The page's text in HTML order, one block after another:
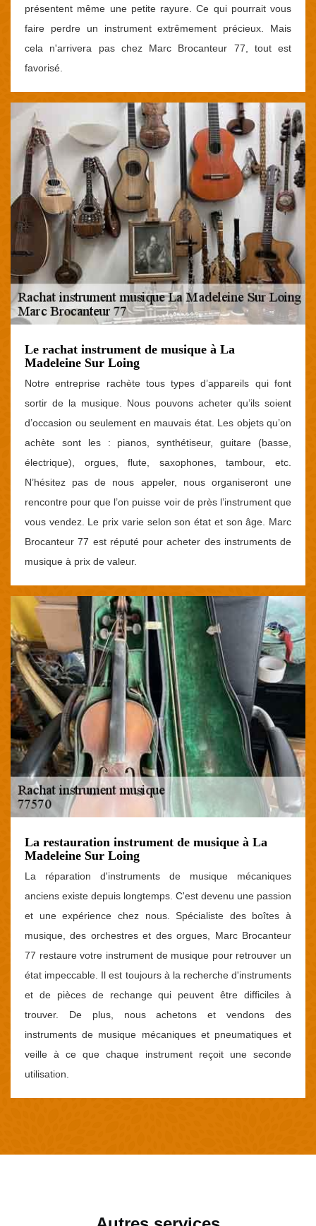
présentent même une petite rayure. Ce qui pourrait vous
faire perdre un instrument extrêmement précieux. Mais
cela n'arrivera pas chez Marc Brocanteur 77, tout est
favorisé.
Le rachat instrument de musique à La
Madeleine Sur Loing
Notre entreprise rachète tous types d’appareils qui font
sortir de la musique. Nous pouvons acheter qu’ils soient
d’occasion ou seulement en mauvais état. Les objets qu’on
achète sont les : pianos, synthétiseur, guitare (basse,
électrique), orgues, flute, saxophones, tambour, etc.
N’hésitez pas de nous appeler, nous organiseront une
rencontre pour que l’on puisse voir de près l’instrument que
vous vendez. Le prix varie selon son état et son âge. Marc
Brocanteur 77 est réputé pour acheter des instruments de
musique à prix de valeur.
La restauration instrument de musique à La
Madeleine Sur Loing
La réparation d'instruments de musique mécaniques
anciens existe depuis longtemps. C'est devenu une passion
et une expérience chez nous. Spécialiste des boîtes à
musique, des orchestres et des orgues, Marc Brocanteur
77 restaure votre instrument de musique pour retrouver un
état impeccable. Il est toujours à la recherche d'instruments
et de pièces de rechange qui peuvent être difficiles à
trouver. De plus, nous achetons et vendons des
instruments de musique mécaniques et pneumatiques et
veille à ce que chaque instrument reçoit une seconde
utilisation.